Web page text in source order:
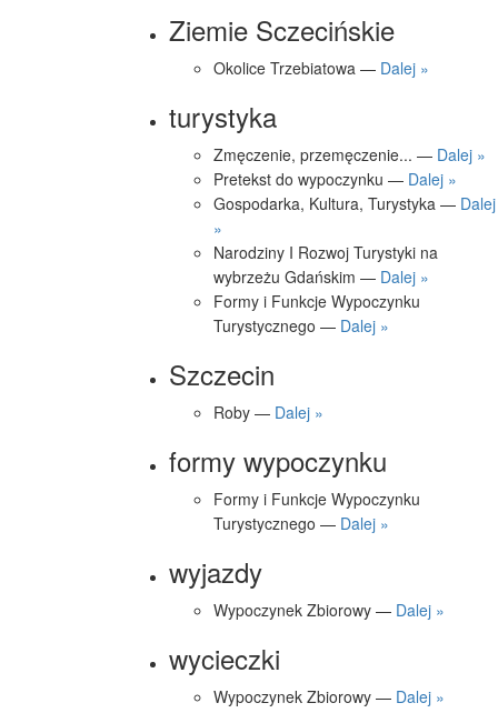
Ziemie Sczecińskie
Okolice Trzebiatowa — Dalej »
turystyka
Zmęczenie, przemęczenie... — Dalej »
Pretekst do wypoczynku — Dalej »
Gospodarka, Kultura, Turystyka — Dalej
»
Narodziny I Rozwoj Turystyki na
wybrzeżu Gdańskim — Dalej »
Formy i Funkcje Wypoczynku
Turystycznego — Dalej »
Szczecin
Roby — Dalej »
formy wypoczynku
Formy i Funkcje Wypoczynku
Turystycznego — Dalej »
wyjazdy
Wypoczynek Zbiorowy — Dalej »
wycieczki
Wypoczynek Zbiorowy — Dalej »